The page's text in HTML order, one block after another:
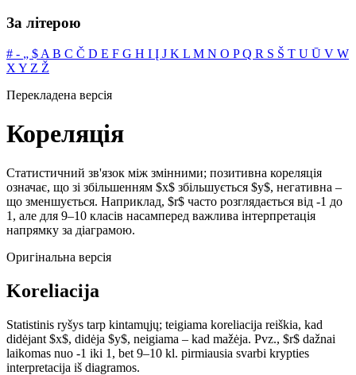
За літерою
# ‐ „ $ A B C Č D E F G H I Į J K L M N O PQ R S Š T U Ū V W
X Y Z Ž
Перекладена версія
Кореляція
Статистичний зв'язок між змінними; позитивна кореляція
означає, що зі збільшенням $x$ збільшується $y$, негативна –
що зменшується. Наприклад, $r$ часто розглядається від -1 до
1, але для 9–10 класів насамперед важлива інтерпретація
напрямку за діаграмою.
Оригінальна версія
Koreliacija
Statistinis ryšys tarp kintamųjų; teigiama koreliacija reiškia, kad
didėjant $x$, didėja $y$, neigiama – kad mažėja. Pvz., $r$ dažnai
laikomas nuo -1 iki 1, bet 9–10 kl. pirmiausia svarbi krypties
interpretacija iš diagramos.